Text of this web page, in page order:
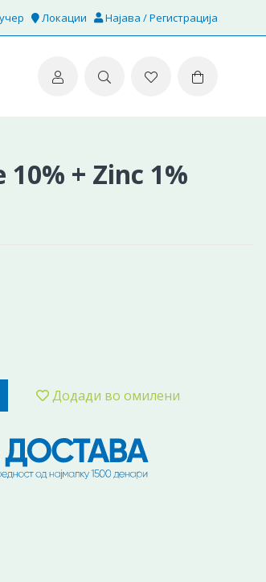
Локации Најава / Регистрација
+ Zinc 1%
Додади во омилени